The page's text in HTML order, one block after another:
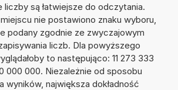
liczby są łatwiejsze do odczytania.
nie postawiono znaku wyboru,
podany zgodnie ze zwyczajowym
liczb. Dla powyższego
to następująco: 11 273 333
000 000. Niezależnie od sposobu
wyników, największa dokładność